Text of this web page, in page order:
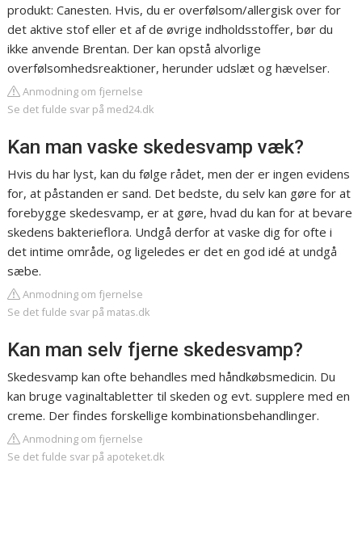
produkt: Canesten. Hvis, du er overfølsom/allergisk over for
det aktive stof eller et af de øvrige indholdsstoffer, bør du
ikke anvende Brentan. Der kan opstå alvorlige
overfølsomhedsreaktioner, herunder udslæt og hævelser.
Anmodning om fjernelse
Se det fulde svar på med24.dk
Kan man vaske skedesvamp væk?
Hvis du har lyst, kan du følge rådet, men der er ingen evidens
for, at påstanden er sand. Det bedste, du selv kan gøre for at
forebygge skedesvamp, er at gøre, hvad du kan for at bevare
skedens bakterieflora. Undgå derfor at vaske dig for ofte i
det intime område, og ligeledes er det en god idé at undgå
sæbe.
Anmodning om fjernelse
Se det fulde svar på matas.dk
Kan man selv fjerne skedesvamp?
Skedesvamp kan ofte behandles med håndkøbsmedicin. Du
kan bruge vaginaltabletter til skeden og evt. supplere med en
creme. Der findes forskellige kombinationsbehandlinger.
Anmodning om fjernelse
Se det fulde svar på apoteket.dk